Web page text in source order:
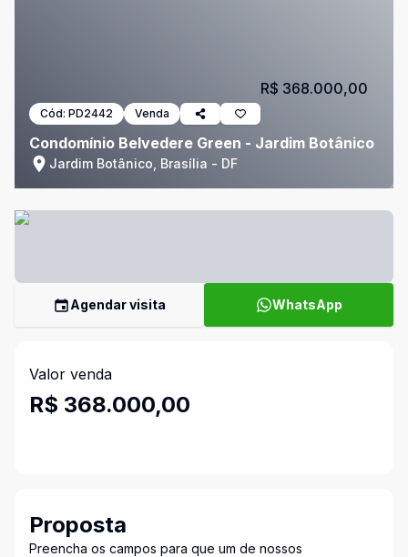
Cód: PD2442 Venda
Condomínio Belvedere Green - Jardim Botânico
Jardim Botânico, Brasília - DF
R$ 368.000,00
Agendar visita WhatsApp
Valor venda
R$ 368.000,00
Proposta
Preencha os campos para que um de nossos